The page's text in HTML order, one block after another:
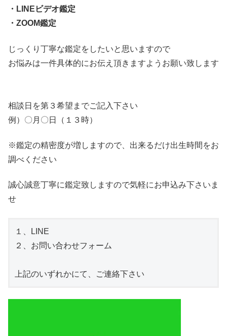
・LINEビデオ鑑定
・ZOOM鑑定
じっくり丁寧な鑑定をしたいと思いますので
お悩みは一件具体的にお伝え頂きますようお願い致します
相談日を第３希望までご記入下さい
例）〇月〇日（１３時）
※鑑定の精密度が増しますので、出来るだけ出生時間をお
調べください
誠心誠意丁寧に鑑定致しますので気軽にお申込み下さいま
せ
１、LINE
２、お問い合わせフォーム